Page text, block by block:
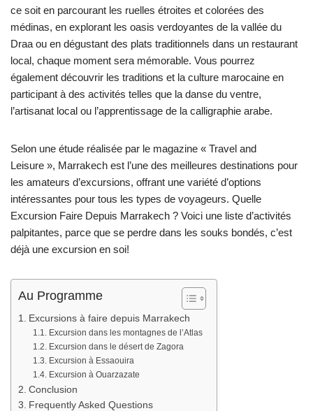
ce soit en parcourant les ruelles étroites et colorées des
médinas, en explorant les oasis verdoyantes de la vallée du
Draa ou en dégustant des plats traditionnels dans un restaurant
local, chaque moment sera mémorable. Vous pourrez
également découvrir les traditions et la culture marocaine en
participant à des activités telles que la danse du ventre,
l’artisanat local ou l’apprentissage de la calligraphie arabe.
Selon une étude réalisée par le magazine « Travel and
Leisure », Marrakech est l’une des meilleures destinations pour
les amateurs d’excursions, offrant une variété d’options
intéressantes pour tous les types de voyageurs. Quelle
Excursion Faire Depuis Marrakech ? Voici une liste d’activités
palpitantes, parce que se perdre dans les souks bondés, c’est
déjà une excursion en soi!
Au Programme
Excursions à faire depuis Marrakech
Excursion dans les montagnes de l’Atlas
Excursion dans le désert de Zagora
Excursion à Essaouira
Excursion à Ouarzazate
Conclusion
Frequently Asked Questions